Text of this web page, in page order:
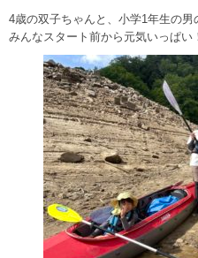
4歳の双子ちゃんと、小学1年生の男
みんなスタート前から元気いっぱい